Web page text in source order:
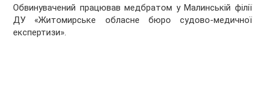
Обвинувачений працював медбратом у Малинській філії
ДУ «Житомирське обласне бюро судово-медичної
експертизи».